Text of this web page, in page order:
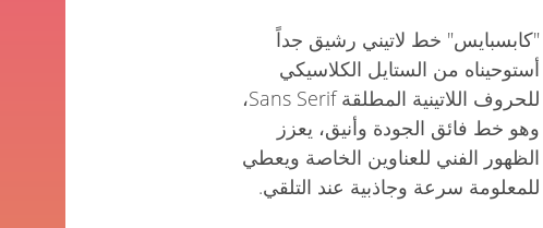
"كابسبايس" خط لاتيني رشيق جداً
أستوحيناه من الستايل الكلاسيكي
للحروف اللاتينية المطلقة Sans Serif،
وهو خط فائق الجودة وأنيق، يعزز
الظهور الفني للعناوين الخاصة ويعطي
للمعلومة سرعة وجاذبية عند التلقي.